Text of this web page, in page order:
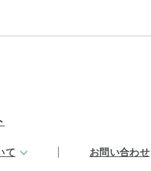
て お問い合わせ